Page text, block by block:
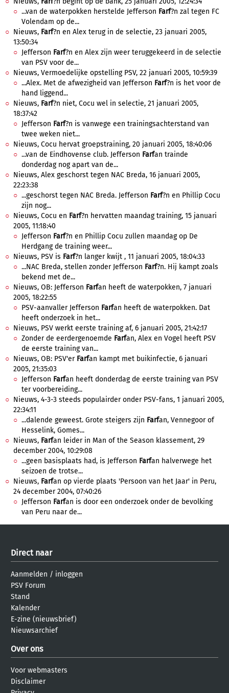
...van de waterpokken herstelde Jefferson Farf?n zal tegen FC
Volendam op de...
Nieuws, Farf?n en Alex terug in de selectie, 23 januari 2005,
13:50:34
Jefferson Farf?n en Alex zijn weer teruggekeerd in de selectie
van PSV voor de...
Nieuws, Vermoedelijke opstelling PSV, 22 januari 2005, 10:59:39
...Alex. Met de afwezigheid van Jefferson Farf?n is het voor de
hand liggend...
Nieuws, Farf?n niet, Cocu wel in selectie, 21 januari 2005,
18:37:42
Jefferson Farf?n is vanwege een trainingsachterstand van
twee weken niet...
Nieuws, Cocu hervat groepstraining, 20 januari 2005, 18:40:06
...van de Eindhovense club. Jefferson Farfan trainde
donderdag nog apart van de...
Nieuws, Alex geschorst tegen NAC Breda, 16 januari 2005,
22:23:38
...geschorst tegen NAC Breda. Jefferson Farf?n en Phillip Cocu
zijn nog...
Nieuws, Cocu en Farf?n hervatten maandag training, 15 januari
2005, 11:18:40
Jefferson Farf?n en Phillip Cocu zullen maandag op De
Herdgang de training weer...
Nieuws, PSV is Farf?n langer kwijt , 11 januari 2005, 18:04:33
...NAC Breda, stellen zonder Jefferson Farf?n. Hij kampt zoals
bekend met de...
Nieuws, OB: Jefferson Farfan heeft de waterpokken, 7 januari
2005, 18:22:55
PSV-aanvaller Jefferson Farfan heeft de waterpokken. Dat
heeft onderzoek in het...
Nieuws, PSV werkt eerste training af, 6 januari 2005, 21:42:17
Zonder de eerdergenoemde Farfan, Alex en Vogel heeft PSV
de eerste training van...
Nieuws, OB: PSV'er Farfan kampt met buikinfectie, 6 januari
2005, 21:35:03
Jefferson Farfan heeft donderdag de eerste training van PSV
ter voorbereiding...
Nieuws, 4-3-3 steeds populairder onder PSV-fans, 1 januari 2005,
22:34:11
...dalende geweest. Grote steigers zijn Farfan, Vennegoor of
Hesselink, Gomes...
Nieuws, Farfan leider in Man of the Season klassement, 29
december 2004, 10:29:08
...geen basisplaats had, is Jefferson Farfan halverwege het
seizoen de trotse...
Nieuws, Farfan op vierde plaats 'Persoon van het Jaar' in Peru,
24 december 2004, 07:40:26
Jefferson Farfan is door een onderzoek onder de bevolking
van Peru naar de...
Direct naar
Aanmelden / inloggen
PSV Forum
Stand
Kalender
E-zine (nieuwsbrief)
Nieuwsarchief
Over ons
Voor webmasters
Disclaimer